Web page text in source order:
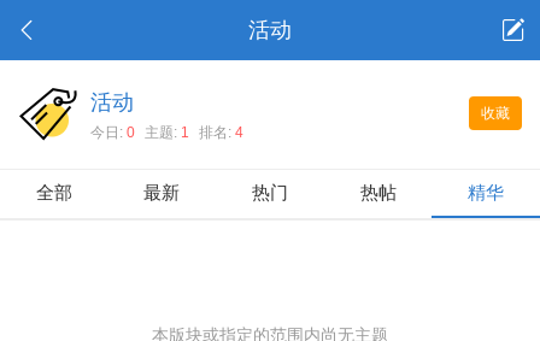
活动
收藏
活动
今日: 0 主题: 1 排名: 4
全部 最新 热门 热帖 精华
本版块或指定的范围内尚无主题